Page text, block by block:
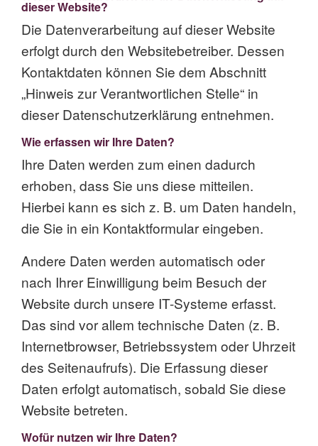
dieser Website?
Die Datenverarbeitung auf dieser Website
erfolgt durch den Websitebetreiber. Dessen
Kontaktdaten können Sie dem Abschnitt
„Hinweis zur Verantwortlichen Stelle“ in
dieser Datenschutzerklärung entnehmen.
Wie erfassen wir Ihre Daten?
Ihre Daten werden zum einen dadurch
erhoben, dass Sie uns diese mitteilen.
Hierbei kann es sich z. B. um Daten handeln,
die Sie in ein Kontaktformular eingeben.
Andere Daten werden automatisch oder
nach Ihrer Einwilligung beim Besuch der
Website durch unsere IT-Systeme erfasst.
Das sind vor allem technische Daten (z. B.
Internetbrowser, Betriebssystem oder Uhrzeit
des Seitenaufrufs). Die Erfassung dieser
Daten erfolgt automatisch, sobald Sie diese
Website betreten.
Wofür nutzen wir Ihre Daten?